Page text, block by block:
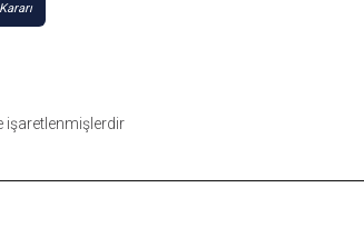
işaretlenmişlerdir